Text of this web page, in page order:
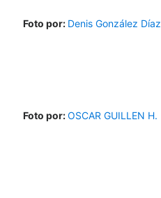
Foto por: Denis González Díaz
Foto por:OSCAR GUILLEN H.